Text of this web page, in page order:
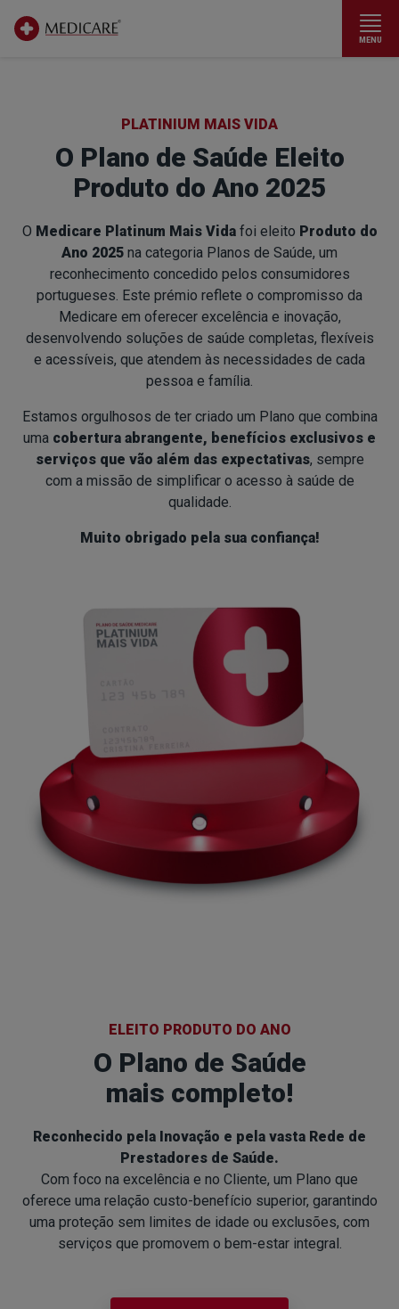
MENU
PLATINIUM MAIS VIDA
O Plano de Saúde Eleito
Produto do Ano 2025
O Medicare Platinum Mais Vidafoi eleito Produto do
Ano 2025 na categoria Planos de Saúde, um
reconhecimento concedido pelos consumidores
portugueses. Este prémio reflete o compromisso da
Medicare em oferecer excelência e inovação,
desenvolvendo soluções de saúde completas, flexíveis
e acessíveis, que atendem às necessidades de cada
pessoa e família.
Estamos orgulhosos de ter criado um Plano que combina
uma cobertura abrangente, benefícios exclusivos e
serviços que vão além das expectativas, sempre
com a missão de simplificar o acesso à saúde de
qualidade.
Muito obrigado pela sua confiança!
ELEITO PRODUTO DO ANO
O Plano de Saúde
mais completo!
Reconhecido pela Inovação e pela vasta Rede de
Prestadores de Saúde.
Com foco na excelência e no Cliente, um Plano que
oferece uma relação custo-benefício superior, garantindo
uma proteção sem limites de idade ou exclusões, com
serviços que promovem o bem-estar integral.